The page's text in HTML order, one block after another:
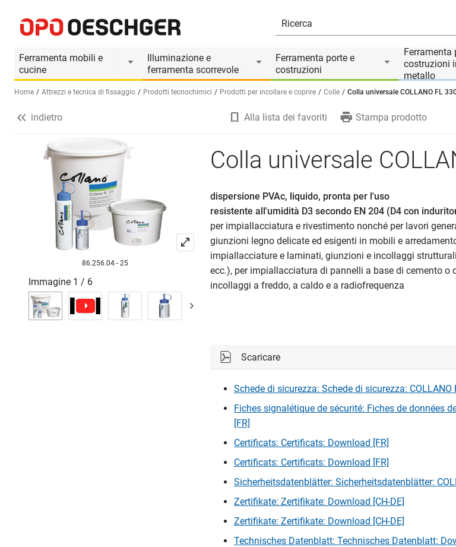
Ferramenta mobili e
cucine
Illuminazione e
ferramenta scorrevole
Ferramenta porte e
costruzioni
Ferramenta
costruzioni
metallo
Seleziona una lingua (IT)
Home Attrezzi e tecnica di fissaggio Prodotti tecnochimici Prodotti per incollare e coprire Colle Colla universale COLLANO FL
Informazioni prodotto
Accessori adatti
indietro Alla lista dei favoriti Stampa prodotto
86.256.04 - 25
Immagine 1 / 6
Colla universale
dispersione PVAc, liquido, pronta per l'uso
resistente all'umidità D3 secondo EN 204 (D4 con
per impiallacciatura e rivestimento nonché per lavori
giunzioni legno delicate ed esigenti in mobili e
impiallacciature e laminati, giunzioni e incollaggi
ecc.), per impiallacciatura di pannelli a base di cemento o
incollaggi a freddo, a caldo e a radiofrequenza
Scaricare
Schede di sicurezza: Schede di sicurezza: COLLANO
Fiches signalétique de sécurité: Fiches de données
[FR]
Certificats: Certificats: Download [FR]
Certificats: Certificats: Download [FR]
Sicherheitsdatenblätter: Sicherheitsdatenblätter:
Zertifikate: Zertifikate: Download [CH-DE]
Zertifikate: Zertifikate: Download [CH-DE]
Technisches Datenblatt: Technisches Datenblatt: